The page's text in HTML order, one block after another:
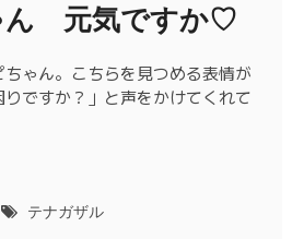
ん 元気ですか♡
ゃん。こちらを見つめる表情が
ですか？」と声をかけてくれて
テナガザル